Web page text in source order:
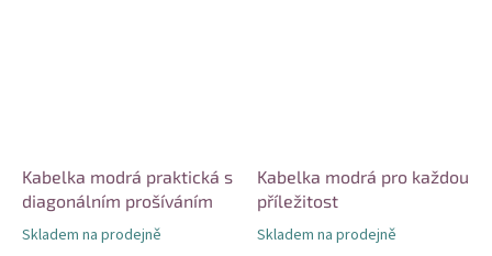
Kabelka modrá praktická s
diagonálním prošíváním
Skladem na prodejně
Kabelka modrá pro každou
příležitost
Skladem na prodejně